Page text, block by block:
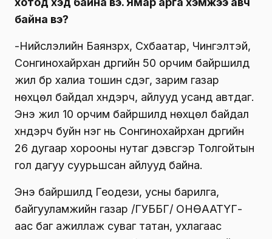
байна вэ?
-Нийслэлийн Баянзүрх, Сүхбаатар, Чингэлтэй,
Сонгинохайрхан дүүргийн 50 орчим байршилд
жил бүр халиа тошин үүсдэг, зарим газар
нөхцөл байдал хүндэрч, айлууд усанд автдаг.
Энэ жил 10 орчим байршилд нөхцөл байдал
хүндэрч буйн нэг нь Сонгинохайрхан дүүргийн
26 дугаар хорооны нутаг дэвсгэр Толгойтын
гол дагуу суурьшсан айлууд байна.
Энэ байршилд Геодези, усны барилга,
байгууламжийн газар /ГУББГ/ ОНӨААТҮГ-
аас баг ажиллаж суваг татан, ухлагаас